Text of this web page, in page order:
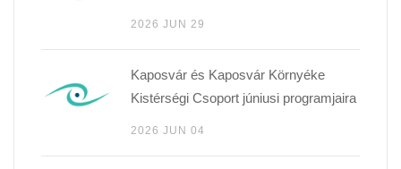
2026 JUN 29
Kaposvár és Kaposvár Környéke
Kistérségi Csoport júniusi programjaira
2026 JUN 04